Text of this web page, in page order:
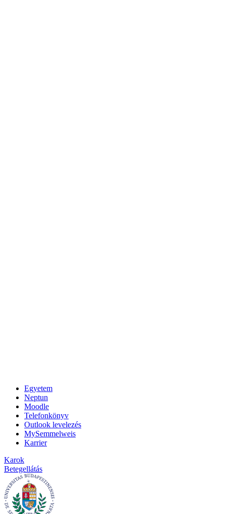
Egyetem
Neptun
Moodle
Telefonkönyv
Outlook levelezés
MySemmelweis
Karrier
Karok
Betegellátás